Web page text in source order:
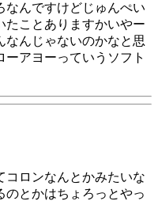
なんですけどじゅんぺい
たことありますかいやー
なんじゃないのかなと思
ーアヨーっていうソフト
コロンなんとかみたいな
のとかはちょろっとやっ